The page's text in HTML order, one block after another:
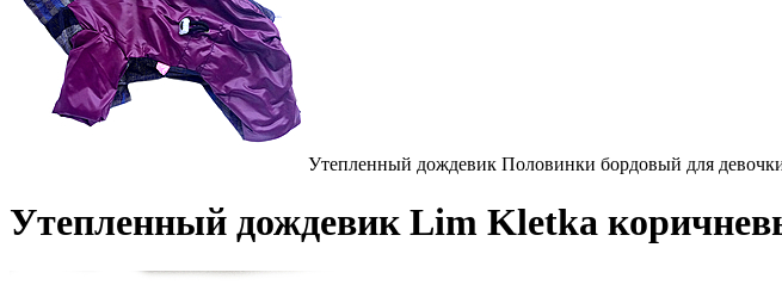
Утепленный дождевик Половинки бордовый для
Утепленный дождевик Lim Kletka